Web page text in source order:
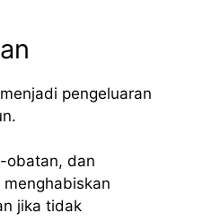
pengeluaran
obatan, dan
jika tidak